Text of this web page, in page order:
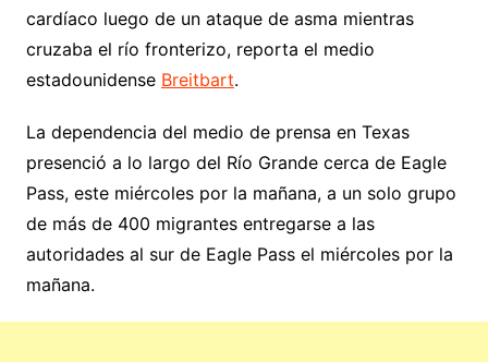
cardíaco luego de un ataque de asma mientras
cruzaba el río fronterizo, reporta el medio
estadounidense Breitbart.
La dependencia del medio de prensa en Texas
presenció a lo largo del Río Grande cerca de Eagle
Pass, este miércoles por la mañana, a un solo grupo
de más de 400 migrantes entregarse a las
autoridades al sur de Eagle Pass el miércoles por la
mañana.